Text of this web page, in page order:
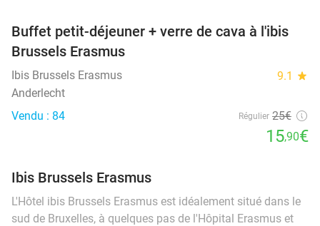
Buffet petit-déjeuner + verre de cava à l'ibis
Brussels Erasmus
Ibis Brussels Erasmus 9.1 star
Anderlecht
Vendu : 84
Régulier 25€
15,90€
Ibis Brussels Erasmus
L'Hôtel ibis Brussels Erasmus est idéalement situé dans le
sud de Bruxelles, à quelques pas de l'Hôpital Erasmus et